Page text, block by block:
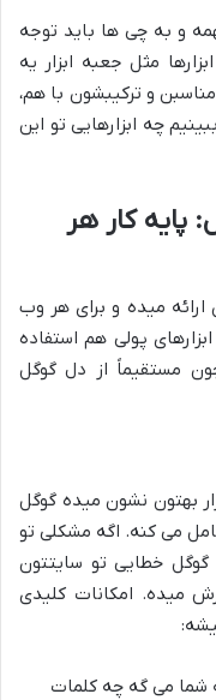
و به چی ها باید توجه
مثل جعبه ابزار یه
و ترکیبشون با هم،
چه ابزارهایی تو این
پایه کار هر
ارائه میده و برای هر وب
پولی هم استفاده
مستقیماً از دل گوگل
بهتون نشون میده گوگل
می کنه. اگه مشکلی تو
خطایی تو سایتتون
میده. امکانات کلیدی
می گه چه کلمات